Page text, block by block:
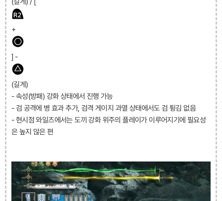
+
] -
(길게)
- 속성(방패) 강화 상태에서 진행 가능
- 검 공격에 병 효과 추가, 검격 게이지 과열 상태에서도 검 튕김 없음
- 현시점 와일즈에서는 도끼 강화 위주의 플레이가 이루어지기에 필요성
은 높지 않은 편